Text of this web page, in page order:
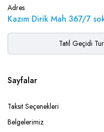
Adres
Kazım Dirik Mah 367/7
Tatil Geçidi
Sayfalar
Taksit Seçenekleri
Belgelerimiz